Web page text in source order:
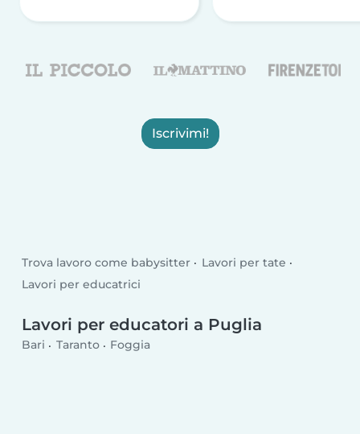
Iscrivimi!
Trova lavoro come babysitter
Lavori per tate
Lavori per educatrici
Lavori per educatori a Puglia
Bari Taranto Foggia